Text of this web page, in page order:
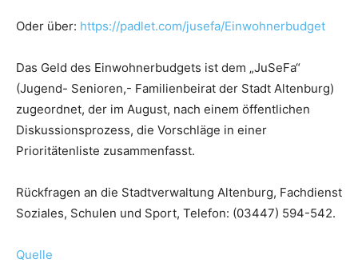
Oder über: https://padlet.com/jusefa/Einwohnerbudget
Das Geld des Einwohnerbudgets ist dem „JuSeFa“
(Jugend- Senioren,- Familienbeirat der Stadt Altenburg)
zugeordnet, der im August, nach einem öffentlichen
Diskussionsprozess, die Vorschläge in einer
Prioritätenliste zusammenfasst.
Rückfragen an die Stadtverwaltung Altenburg, Fachdienst
Soziales, Schulen und Sport, Telefon: (03447) 594-542.
Quelle